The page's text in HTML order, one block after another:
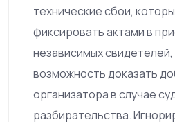
технические сбои,
фиксировать актами в
независимых
возможность доказать
организатора в случае
разбирательства.